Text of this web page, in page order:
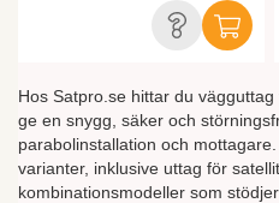
Hos Satpro.se hittar du
ge en snygg, säker och
parabolinstallation och
varianter, inklusive uttag för
kombinationsmodeller som